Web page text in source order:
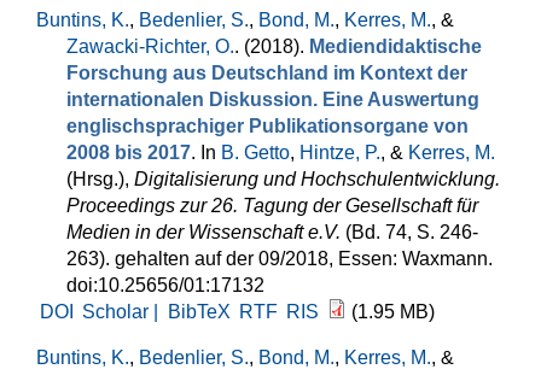
Buntins, K., Bedenlier, S., Bond, M., Kerres, M., &
Zawacki-Richter, O.. (2018). Mediendidaktische
Forschung aus Deutschland im Kontext der
internationalen Diskussion. Eine Auswertung
englischsprachiger Publikationsorgane von
2008 bis 2017. In B. Getto, Hintze, P., & Kerres, M.
(Hrsg.), Digitalisierung und Hochschulentwicklung.
Proceedings zur 26. Tagung der Gesellschaft für
Medien in der Wissenschaft e.V. (Bd. 74, S. 246-
263). gehalten auf der 09/2018, Essen: Waxmann.
doi:10.25656/01:17132
DOI
Scholar | BibTeX RTF RIS (1.95 MB)
Buntins, K., Bedenlier, S., Bond, M., Kerres, M., &